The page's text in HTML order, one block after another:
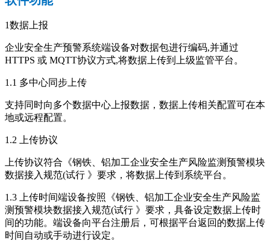
1数据上报
企业安全生产预警系统端设备对数据包进行编码,并通过
HTTPS 或 MQTT协议方式,将数据上传到上级监管平台。
1.1 多中心同步上传
支持同时向多个数据中心上报数据，数据上传相关配置可在本
地或远程配置。
1.2 上传协议
上传协议符合《钢铁、铝加工企业安全生产风险监测预警模块
数据接入规范(试行 》要求，将数据上传到系统平台。
1.3 上传时间端设备按照《钢铁、铝加工企业安全生产风险监
测预警模块数据接入规范(试行 》要求，具备设定数据上传时
间的功能。端设备向平台注册后，可根据平台返回的数据上传
时间自动或手动进行设定。